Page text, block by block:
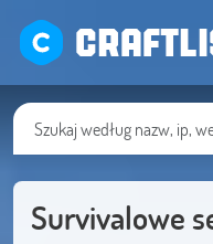
Survivalowe